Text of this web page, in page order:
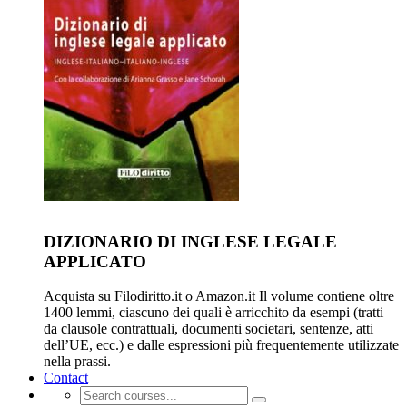
DIZIONARIO DI INGLESE LEGALE
APPLICATO
Acquista su Filodiritto.it o Amazon.it Il volume contiene oltre
1400 lemmi, ciascuno dei quali è arricchito da esempi (tratti
da clausole contrattuali, documenti societari, sentenze, atti
dell’UE, ecc.) e dalle espressioni più frequentemente utilizzate
nella prassi.
Contact